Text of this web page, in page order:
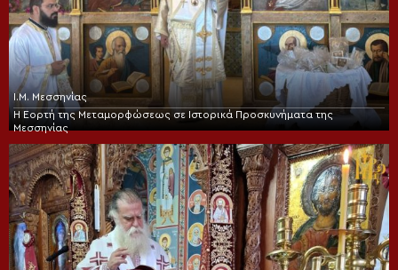
Ι.Μ. Μεσσηνίας
Η Εορτή της Μεταμορφώσεως σε Ιστορικά Προσκυνήματα της
Μεσσηνίας